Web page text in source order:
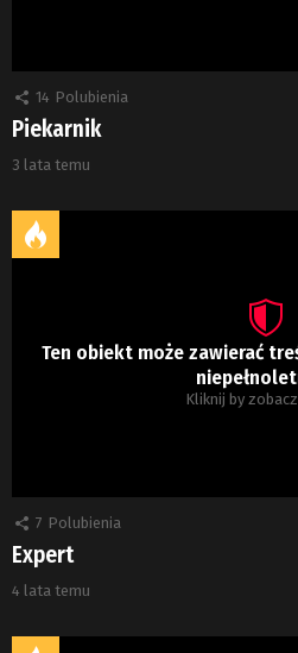
14 Polubienia
Piekarnik
3 lata temu
Ten obiekt może zawierać
Kliknij by
7 Polubienia
Expert
4 lata temu